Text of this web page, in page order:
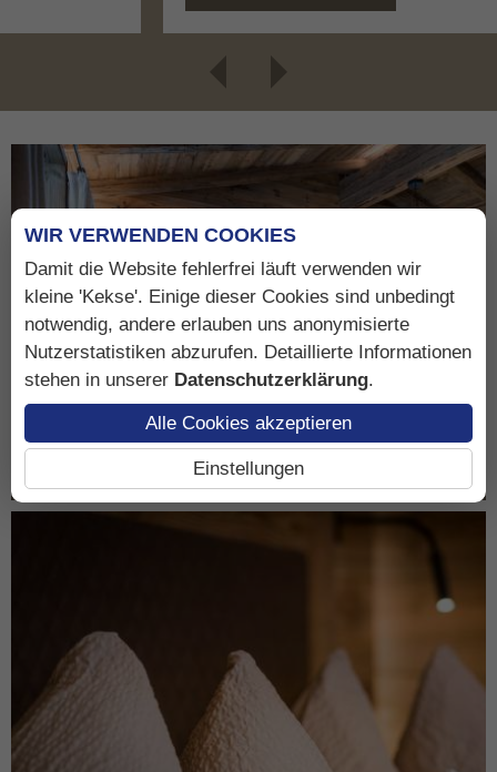
Wohnen & Preise
WIR VERWENDEN COOKIES
Damit die Website fehlerfrei läuft verwenden wir
kleine 'Kekse'. Einige dieser Cookies sind unbedingt
notwendig, andere erlauben uns anonymisierte
Nutzerstatistiken abzurufen. Detaillierte Informationen
stehen in unserer Datenschutzerklärung.
Alle Cookies akzeptieren
Einstellungen